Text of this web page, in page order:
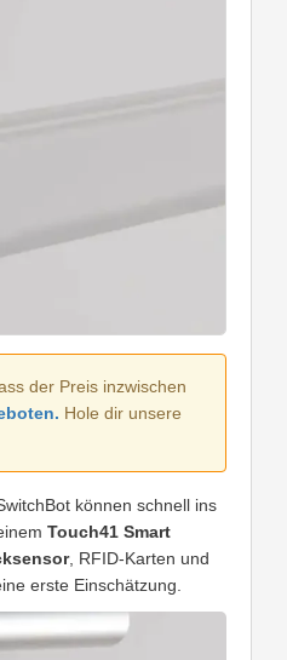
der Preis inzwischen
Hole dir unsere
können schnell ins
Touch41 Smart
, RFID-Karten und
erste Einschätzung.